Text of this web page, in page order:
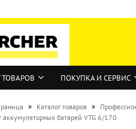
ТОВАРОВ ПОКУПКА И СЕРВИС
» Каталог товаров »
аккумуляторных батарей VTG 6/170